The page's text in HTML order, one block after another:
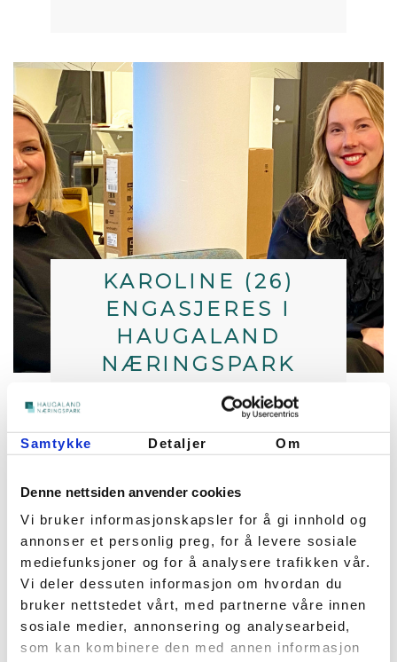
Samtykke Detaljer Om
Denne nettsiden anvender cookies
Vi bruker informasjonskapsler for å gi innhold og
annonser et personlig preg, for å levere sosiale
mediefunksjoner og for å analysere trafikken vår.
Vi deler dessuten informasjon om hvordan du
bruker nettstedet vårt, med partnerne våre innen
sosiale medier, annonsering og analysearbeid,
som kan kombinere den med annen informasjon
KAROLINE (26)
ENGASJERES I
HAUGALAND
NÆRINGSPARK
15. november 2021
Karoline Sjøen Andersen (26)
engasjeres som strategisk
rådgiver i Haugaland
politisk rådgiver for tidligere
olje- og energiminister Tina
Bru når Solberg-regjeringen
fratrådte for én måned siden.
Karoline har en master i
materialvitenskap for energi